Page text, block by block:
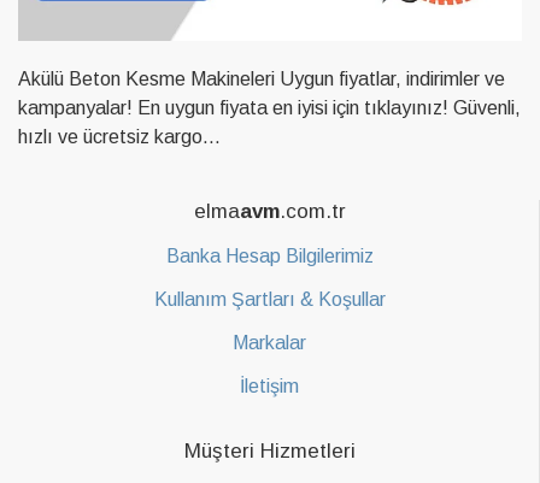
Akülü Beton Kesme Makineleri Uygun fiyatlar, indirimler ve
kampanyalar! En uygun fiyata en iyisi için tıklayınız! Güvenli,
hızlı ve ücretsiz kargo...
elmaavm.com.tr
Banka Hesap Bilgilerimiz
Kullanım Şartları & Koşullar
Markalar
İletişim
Müşteri Hizmetleri